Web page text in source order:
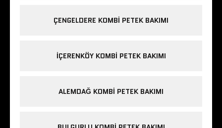
ÇENGELDERE KOMBI PETEK BAKIMI
IÇERENKÖY KOMBI PETEK BAKIMI
ALEMDAĞ KOMBI PETEK BAKIMI